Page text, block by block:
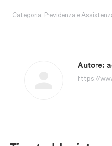
Categoria: Previdenza e
Autore:
https://